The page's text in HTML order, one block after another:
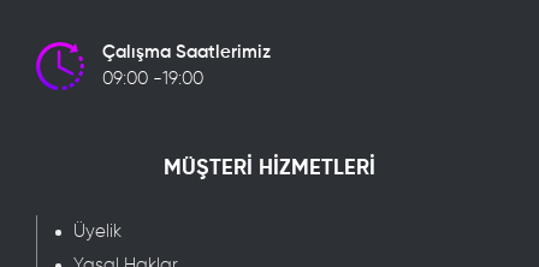
Çalışma Saatlerimiz
09:00 -19:00
MÜŞTERİ HİZMETLERİ
Üyelik